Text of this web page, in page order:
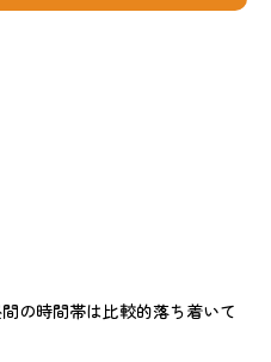
の時間帯は比較的落ち着いて